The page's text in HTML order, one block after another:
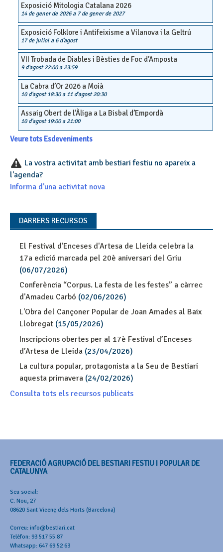
Exposició Mitologia Catalana 2026
14 de gener de 2026a 7 de gener de 2027
Exposició Folklore i Antifeixisme a Vilanova i la Geltrú
17 de juliola 6 d'agost
VII Trobada de Diables i Bèsties de Foc d’Amposta
9 d'agost 22:00a 23:59
La Cabra d’Or 2026 a Moià
10 d'agost 18:30a 11 d'agost 20:30
Assaig Obert de l’Àliga a La Bisbal d’Empordà
10 d'agost 19:00a 21:00
Veure tots Esdeveniments
La vostra activitat amb bestiari festiu no apareix a
l'agenda?
Informa d'una activitat nova
DARRERS RECURSOS
El Festival d'Enceses d'Artesa de Lleida celebra la
17a edició marcada pel 20è aniversari del Griu
(06/07/2026)
Conferència “Corpus. La festa de les festes” a càrrec
d'Amadeu Carbó (02/06/2026)
L'Obra del Cançoner Popular de Joan Amades al Baix
Llobregat (15/05/2026)
Inscripcions obertes per al 17è Festival d’Enceses
d’Artesa de Lleida (23/04/2026)
La cultura popular, protagonista a la Seu de Bestiari
aquesta primavera (24/02/2026)
Consulta tots els recursos publicats
FEDERACIÓ AGRUPACIÓ DEL BESTIARI FESTIU I POPULAR DE
CATALUNYA
Seu social:
C. Nou, 27
08620 Sant Vicenç dels Horts (Barcelona)
Correu: info@bestiari.cat
Telèfon: 93 517 55 87
Whatsapp: 647 69 52 63